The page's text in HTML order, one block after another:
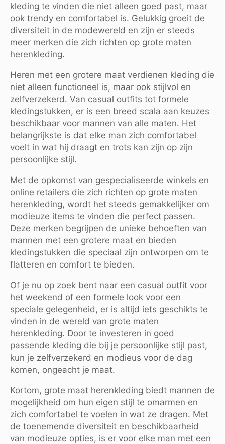
kleding te vinden die niet alleen goed past, maar
ook trendy en comfortabel is. Gelukkig groeit de
diversiteit in de modewereld en zijn er steeds
meer merken die zich richten op grote maten
herenkleding.
Heren met een grotere maat verdienen kleding die
niet alleen functioneel is, maar ook stijlvol en
zelfverzekerd. Van casual outfits tot formele
kledingstukken, er is een breed scala aan keuzes
beschikbaar voor mannen van alle maten. Het
belangrijkste is dat elke man zich comfortabel
voelt in wat hij draagt en trots kan zijn op zijn
persoonlijke stijl.
Met de opkomst van gespecialiseerde winkels en
online retailers die zich richten op grote maten
herenkleding, wordt het steeds gemakkelijker om
modieuze items te vinden die perfect passen.
Deze merken begrijpen de unieke behoeften van
mannen met een grotere maat en bieden
kledingstukken die speciaal zijn ontworpen om te
flatteren en comfort te bieden.
Of je nu op zoek bent naar een casual outfit voor
het weekend of een formele look voor een
speciale gelegenheid, er is altijd iets geschikts te
vinden in de wereld van grote maten
herenkleding. Door te investeren in goed
passende kleding die bij je persoonlijke stijl past,
kun je zelfverzekerd en modieus voor de dag
komen, ongeacht je maat.
Kortom, grote maat herenkleding biedt mannen de
mogelijkheid om hun eigen stijl te omarmen en
zich comfortabel te voelen in wat ze dragen. Met
de toenemende diversiteit en beschikbaarheid
van modieuze opties, is er voor elke man met een